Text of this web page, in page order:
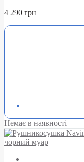
4 290 грн
Немає в наявності